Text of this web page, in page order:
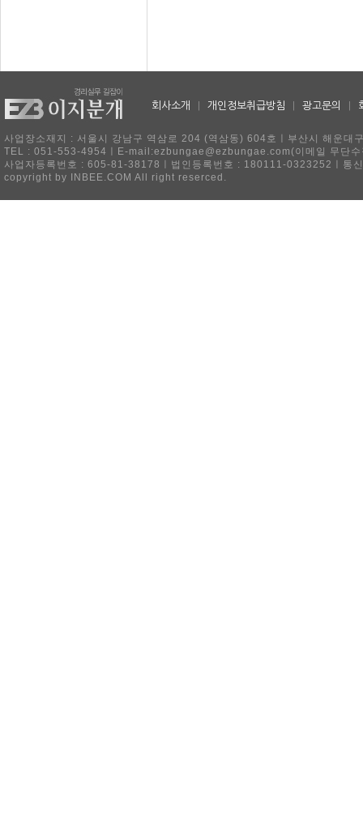
회사소개 개인정보취급방침 광고문의
사업장소재지 : 서울시 강남구 역삼로 204 (역삼동) 604호ㅣ부산시 해운
TEL : 051-553-4954ㅣE-mail:ezbungae@ezbungae.com(이메일 무단수
사업자등록번호 : 605-81-38178ㅣ법인등록번호 : 180111-0323252ㅣ통
copyright by INBEE.COM All right reserced.